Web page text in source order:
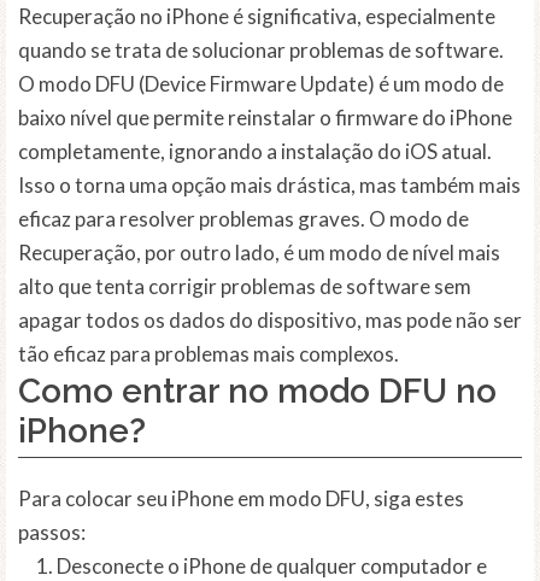
Recuperação no iPhone é significativa, especialmente
quando se trata de solucionar problemas de software.
O modo DFU (Device Firmware Update) é um modo de
baixo nível que permite reinstalar o firmware do iPhone
completamente, ignorando a instalação do iOS atual.
Isso o torna uma opção mais drástica, mas também mais
eficaz para resolver problemas graves. O modo de
Recuperação, por outro lado, é um modo de nível mais
alto que tenta corrigir problemas de software sem
apagar todos os dados do dispositivo, mas pode não ser
tão eficaz para problemas mais complexos.
Como entrar no modo DFU no
iPhone?
Para colocar seu iPhone em modo DFU, siga estes
passos:
Desconecte o iPhone de qualquer computador e